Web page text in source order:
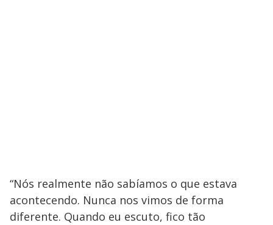
“Nós realmente não sabíamos o que estava
acontecendo. Nunca nos vimos de forma
diferente. Quando eu escuto, fico tão